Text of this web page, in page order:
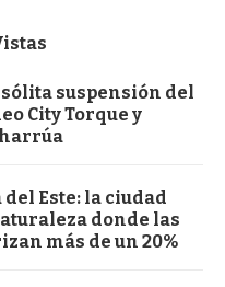
suspensión del
City Torque y
Este: la ciudad
donde las
más de un 20%